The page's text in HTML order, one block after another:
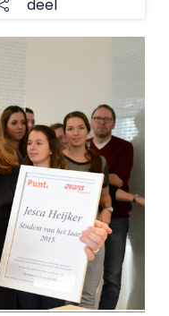
deel